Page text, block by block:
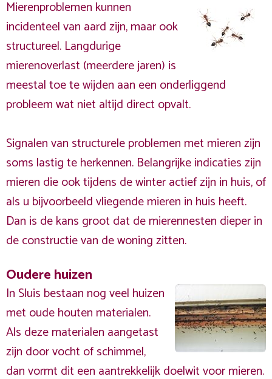
Mierenproblemen kunnen
incidenteel van aard zijn, maar ook
structureel. Langdurige
mierenoverlast (meerdere jaren) is
meestal toe te wijden aan een onderliggend
probleem wat niet altijd direct opvalt.
Signalen van structurele problemen met mieren zijn
soms lastig te herkennen. Belangrijke indicaties zijn
mieren die ook tijdens de winter actief zijn in huis, of
als u bijvoorbeeld vliegende mieren in huis heeft.
Dan is de kans groot dat de mierennesten dieper in
de constructie van de woning zitten.
Oudere huizen
In Sluis bestaan nog veel huizen
met oude houten materialen.
Als deze materialen aangetast
zijn door vocht of schimmel,
dan vormt dit een aantrekkelijk doelwit voor mieren.